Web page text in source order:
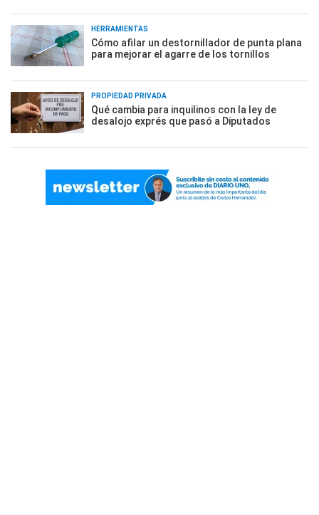
HERRAMIENTAS
Cómo afilar un destornillador de punta plana
para mejorar el agarre de los tornillos
PROPIEDAD PRIVADA
Qué cambia para inquilinos con la ley de
desalojo exprés que pasó a Diputados